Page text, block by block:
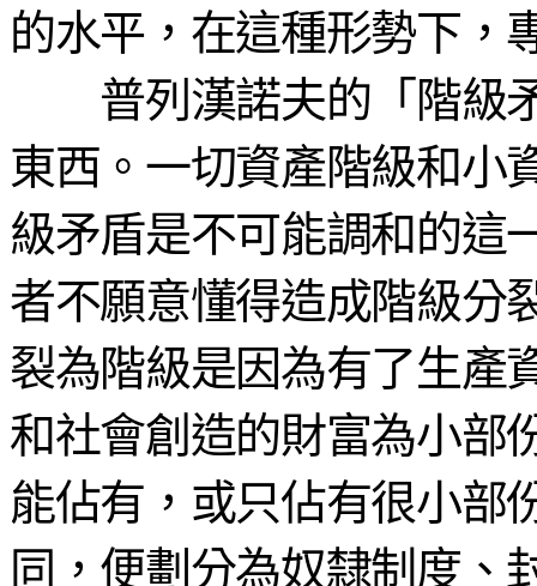
的水平，在這種形勢下，
普列漢諾夫的「階級矛
東西。一切資產階級和小
級矛盾是不可能調和的這
者不願意懂得造成階級分
裂為階級是因為有了生產
和社會創造的財富為小部
能佔有，或只佔有很小部
同，便劃分為奴隸制度、